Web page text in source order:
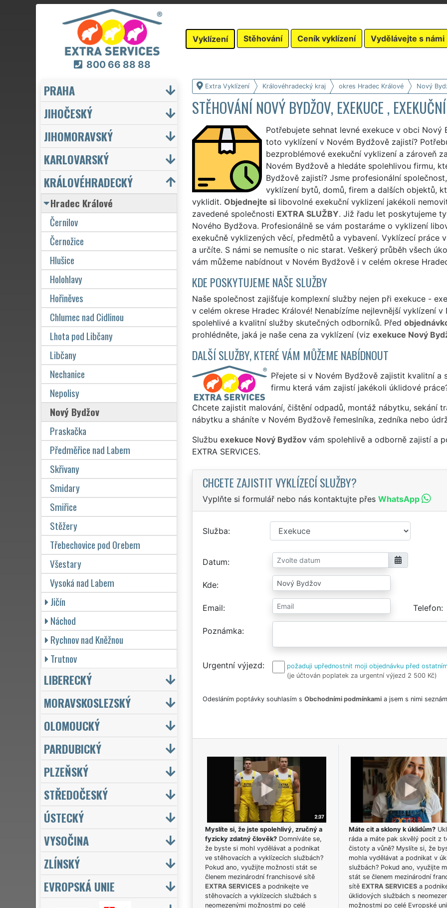
800 66 88 88
Vyklízení Stěhování Ceník vyklízení Vydělávejte s námi
Extra Vyklízení Královéhradecký kraj okres Hradec Králové Nový
STĚHOVÁNÍ NOVÝ BYDŽOV, EXEKUCE ,
Potřebujete sehnat levné exekuce v obci
toto vyklízení v Novém Bydžově zajistí?
bezproblémové exekuční vyklizení a zároveň
Novém Bydžově a hledáte spolehlivou firmu,
Bydžově zajistí? Jsme profesionální
vyklízení bytů, domů, firem a dalších objektů,
vyklidit. Objednejte silibovolné exekuční vyklizení jakékoli
zavedené společnosti EXTRA SLUŽBY. Již řadu let poskytujeme
Nového Bydžova. Profesionálně se vám postaráme o vyklizení
exekučně vyklizených věcí, předmětů a vybavení. Vyklízecí práce
a určíte. S námi se nemusíte o nic starat. Veškerý průběh všech
vám můžeme nabídnout v Novém Bydžově i v celém okrese
KDE POSKYTUJEME NAŠE SLUŽBY
Naše společnost zajišťuje komplexní služby nejen při exekuce -
v celém okrese Hradec Králové! Nenabízíme nejlevnější vyklízení
spolehlivé a kvalitní služby skutečných odborníků. Před
prohlédněte, jaká je naše cena za vyklízení (viz exekuce Nový
DALŠÍ SLUŽBY, KTERÉ VÁM MŮŽEME NABÍDNOUT
Přejete si v Novém Bydžově zajistit kvalitní
firmu která vám zajistí jakékoli úklidové
Chcete zajistit malování, čištění odpadů, montáž nábytku, sekání
nábytku a sháníte v Novém Bydžově řemeslníka, zedníka nebo
Službu exekuce Nový Bydžovvám spolehlivě a odborně zajistí a
EXTRA SERVICES.
CHCETE ZAJISTIT VYKLÍZECÍ SLUŽBY?
Vyplňte si formulář nebo nás kontaktujte přes WhatsApp
Služba
Datum
Kde
Email Telefon
Poznámka
Urgentní výjezd
požaduji upřednostnit moji objednávku před
(je účtován poplatek za urgentní výjezd 2 500 Kč)
Odesláním poptávky souhlasím s Obchodními podmínkamia jsem s nimi
Myslíte si, že jste spolehlivý, zručný a
fyzicky zdatný člověk?Domníváte se,
že byste si mohl vydělávat a podnikat
ve stěhovacích a vyklízecích službách?
Pokud ano, využijte možnosti stát se
členem mezinárodní franchisové sítě
EXTRA SERVICESa podnikejte ve
stěhovacích a vyklízecích službách s
neomezenými možnostmi po celé
Máte cit a sklony k úklidům?
ráda a máte pak skvělý pocit z
čistoty a vůně? Myslíte si, že
mohla vydělávat a podnikat v
službách? Pokud ano, využijte
stát se členem mezinárodní
sítě EXTRA SERVICESa
úklidových službách s
možnostmi po celé Evropské
PRAHA
JIHOČESKÝ
JIHOMORAVSKÝ
KARLOVARSKÝ
KRÁLOVÉHRADECKÝ
Hradec Králové
Černilov
Černožice
Hlušice
Holohlavy
Hořiněves
Chlumec nad Cidlinou
Lhota pod Libčany
Libčany
Nechanice
Nepolisy
Nový Bydžov
Praskačka
Předměřice nad Labem
Skřivany
Smidary
Smiřice
Stěžery
Třebechovice pod Orebem
Všestary
Vysoká nad Labem
Jičín
Náchod
Rychnov nad Kněžnou
Trutnov
LIBERECKÝ
MORAVSKOSLEZSKÝ
OLOMOUCKÝ
PARDUBICKÝ
PLZEŇSKÝ
STŘEDOČESKÝ
ÚSTECKÝ
VYSOČINA
ZLÍNSKÝ
EVROPSKÁ UNIE